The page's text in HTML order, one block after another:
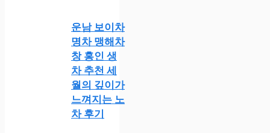
운남 보이차
명차 맹해차
창 홍인 생
차 추천 세
월의 깊이가
느껴지는 노
차 후기